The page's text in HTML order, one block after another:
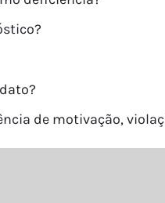
de motivação,